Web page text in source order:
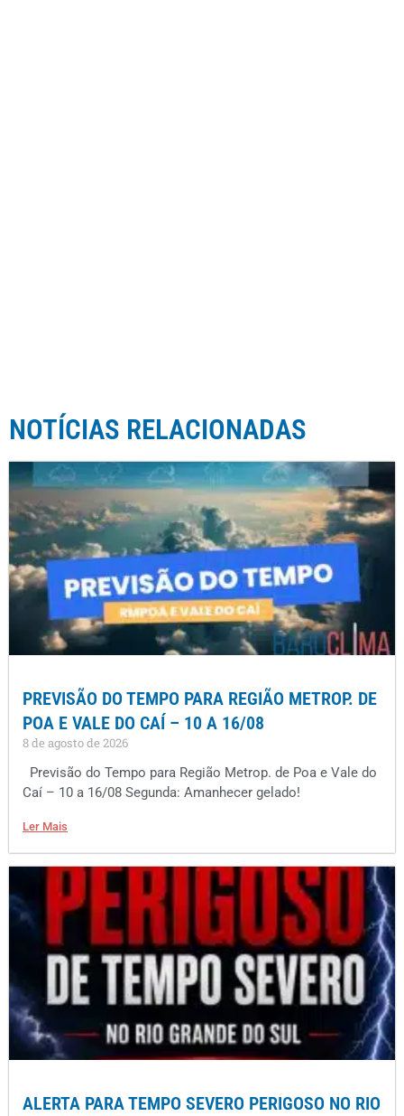
NOTÍCIAS RELACIONADAS
PREVISÃO DO TEMPO PARA REGIÃO METROP. DE
POA E VALE DO CAÍ – 10 A 16/08
8 de agosto de 2026
Previsão do Tempo para Região Metrop. de Poa e Vale do
Caí – 10 a 16/08 Segunda: Amanhecer gelado!
Ler Mais
ALERTA PARA TEMPO SEVERO PERIGOSO NO RIO